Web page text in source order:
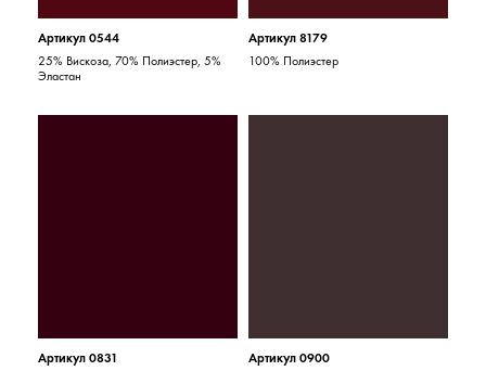
Артикул 0544
25% Вискоза, 70% Полиэстер, 5%
Эластан
Артикул 8179
100% Полиэстер
Артикул 0831
Артикул 0900